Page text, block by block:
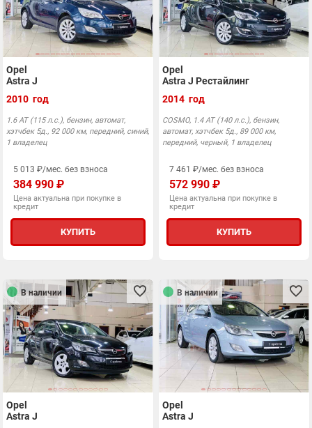
Opel
Astra J
2010 год
1.6 AT (115 л.с.), бензин, автомат,
хэтчбек 5д., 92 000 км, передний, синий,
1 владелец
5 013 ₽/мес. без взноса
384 990 ₽
Цена актуальна при покупке в
кредит
КУПИТЬ
Opel
Astra J Рестайлинг
2014 год
COSMO, 1.4 AT (140 л.с.), бензин,
автомат, хэтчбек 5д., 89 000 км,
передний, черный, 1 владелец
7 461 ₽/мес. без взноса
572 990 ₽
Цена актуальна при покупке в
кредит
КУПИТЬ
В наличии
Opel
Astra J
В наличии
Opel
Astra J